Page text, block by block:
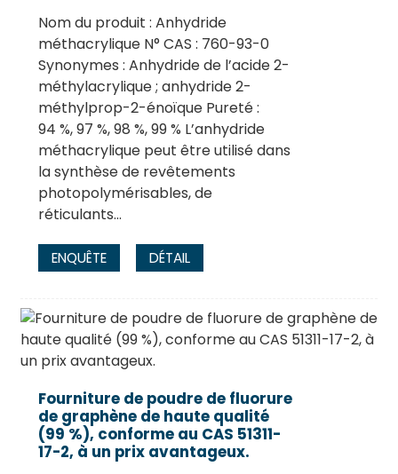
Nom du produit : Anhydride
méthacrylique N° CAS : 760-93-0
Synonymes : Anhydride de l’acide 2-
méthylacrylique ; anhydride 2-
méthylprop-2-énoïque Pureté :
94 %, 97 %, 98 %, 99 % L’anhydride
méthacrylique peut être utilisé dans
la synthèse de revêtements
photopolymérisables, de
réticulants…
ENQUÊTE DÉTAIL
Fourniture de poudre de fluorure
de graphène de haute qualité
(99 %), conforme au CAS 51311-
17-2, à un prix avantageux.